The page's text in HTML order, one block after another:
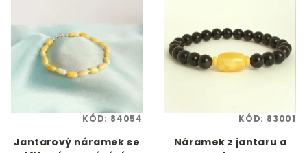
Jantarový náramek se
KÓD: 84054
Náramek z jantaru a
KÓD: 83001